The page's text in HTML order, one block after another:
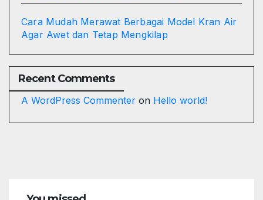
Cara Mudah Merawat Berbagai Model Kran Air
Agar Awet dan Tetap Mengkilap
Recent Comments
A WordPress Commenter on Hello world!